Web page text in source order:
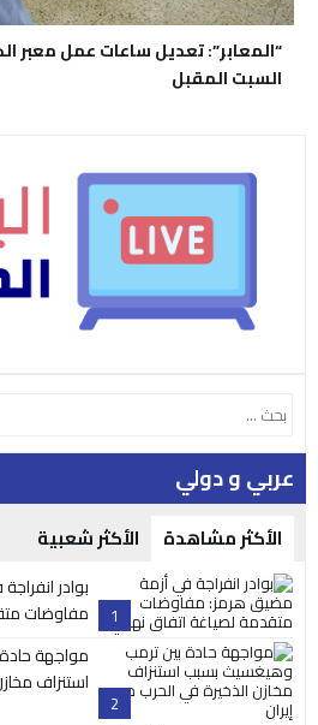
“المعابر”: تعديل ساعات عمل معبر
السبت المقبل
عربي و دولي
الأكثر مشاهدة الأكثر شعبية
1
بوادر
مفاوضات
2
مواجهة
استنزاف